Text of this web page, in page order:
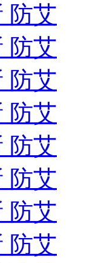
防艾
防艾
防艾
防艾
防艾
防艾
防艾
防艾